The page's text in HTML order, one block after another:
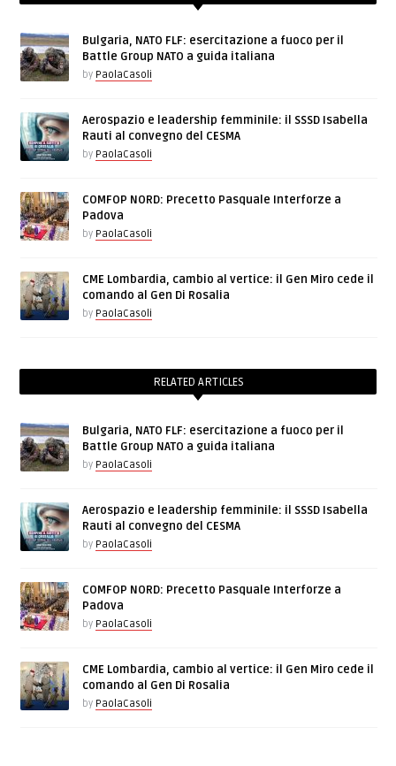
Bulgaria, NATO FLF: esercitazione a fuoco per il
Battle Group NATO a guida italiana
by PaolaCasoli
Aerospazio e leadership femminile: il SSSD Isabella
Rauti al convegno del CESMA
by PaolaCasoli
COMFOP NORD: Precetto Pasquale Interforze a
Padova
by PaolaCasoli
CME Lombardia, cambio al vertice: il Gen Miro cede il
comando al Gen Di Rosalia
by PaolaCasoli
RELATED ARTICLES
Bulgaria, NATO FLF: esercitazione a fuoco per il
Battle Group NATO a guida italiana
by PaolaCasoli
Aerospazio e leadership femminile: il SSSD Isabella
Rauti al convegno del CESMA
by PaolaCasoli
COMFOP NORD: Precetto Pasquale Interforze a
Padova
by PaolaCasoli
CME Lombardia, cambio al vertice: il Gen Miro cede il
comando al Gen Di Rosalia
by PaolaCasoli